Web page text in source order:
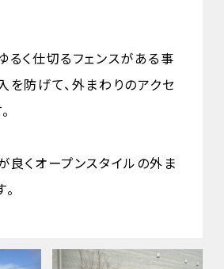
るく仕切るフェンスがある事
を防げて、外まわりのアクセ
良くオープンスタイルの外ま